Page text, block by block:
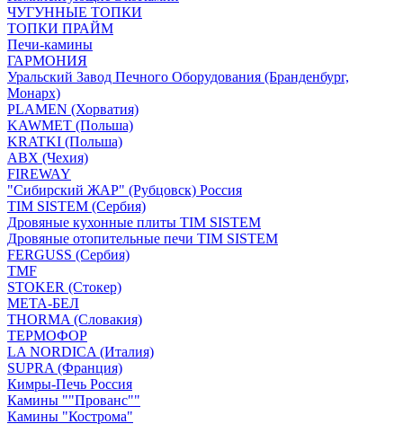
ЧУГУННЫЕ ТОПКИ
ТОПКИ ПРАЙМ
Печи-камины
ГАРМОНИЯ
Уральский Завод Печного Оборудования (Бранденбург,
Монарх)
PLAMEN (Хорватия)
KAWMET (Польша)
KRATKI (Польша)
ABX (Чехия)
FIREWAY
"Сибирский ЖАР" (Рубцовск) Россия
TIM SISTEM (Сербия)
Дровяные кухонные плиты TIM SISTEM
Дровяные отопительные печи TIM SISTEM
FERGUSS (Сербия)
TMF
STOKER (Стокер)
МЕТА-БЕЛ
THORMA (Словакия)
ТЕРМОФОР
LA NORDICA (Италия)
SUPRA (Франция)
Кимры-Печь Россия
Камины ""Прованс""
Камины "Кострома"